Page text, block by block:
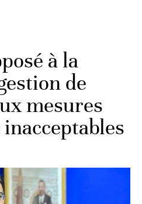
à la
de
mesures